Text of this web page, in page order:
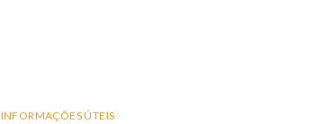
INFORMAÇÕES ÚTEIS